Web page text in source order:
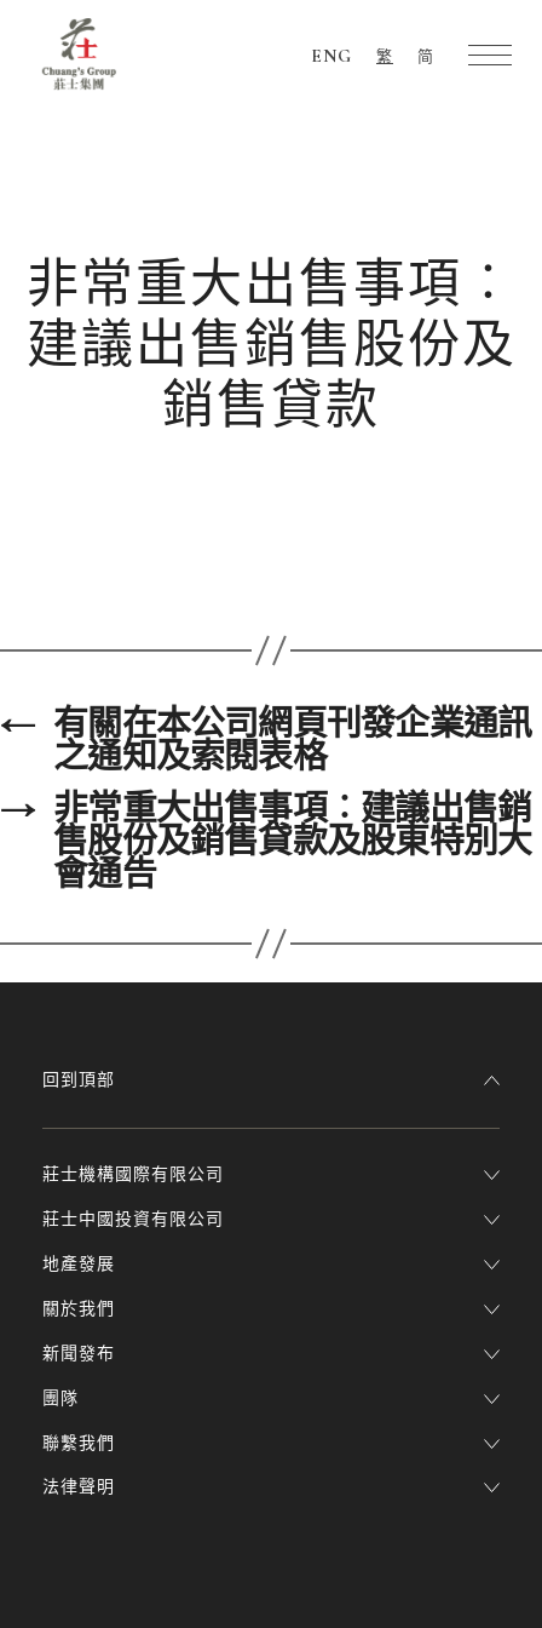
ENG 繁 简
非常重大出售事項︰
建議出售銷售股份及
銷售貸款
← 有關在本公司網頁刊發企業通訊
之通知及索閱表格
→ 非常重大出售事項︰建議出售銷
售股份及銷售貸款及股東特別大
會通告
莊士機構國際有限公司
莊士中國投資有限公司
地產發展
關於我們
新聞發布
團隊
回到頂部
聯繫我們
法律聲明